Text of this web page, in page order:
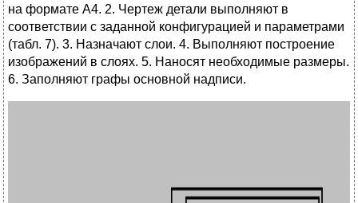
на формате А4. 2. Чертеж детали выполняют в
соответствии с заданной конфигурацией и параметрами
(табл. 7). 3. Назначают слои. 4. Выполняют построение
изображений в слоях. 5. Наносят необходимые размеры.
6. Заполняют графы основной надписи.